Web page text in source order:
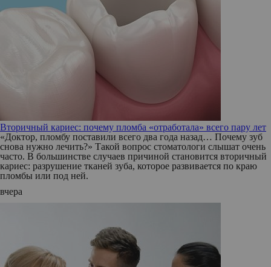
Вторичный кариес: почему пломба «отработала» всего пару лет
«Доктор, пломбу поставили всего два года назад… Почему зуб
снова нужно лечить?» Такой вопрос стоматологи слышат очень
часто. В большинстве случаев причиной становится вторичный
кариес: разрушение тканей зуба, которое развивается по краю
пломбы или под ней.
вчера